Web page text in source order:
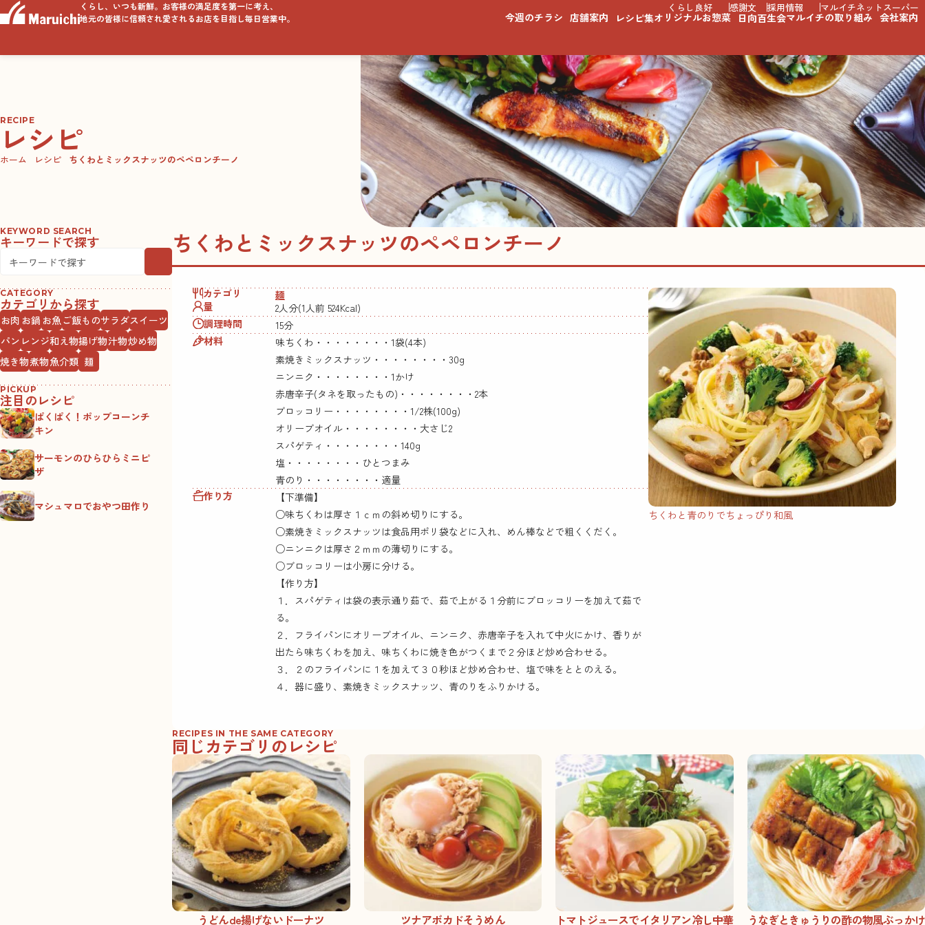
くらし、いつも新鮮。お客様の満足度を第一に考え、
地元の皆様に信頼され愛されるお店を目指し毎日営業中。
くらし良好 感謝文 採用情報 マルイチネットスーパー
今週のチラシ 店舗案内 レシピ集オリジナルお惣菜 日向百生会マルイチの取り組み 会社案内
RECIPE
レシピ
ホーム レシピ ちくわとミックスナッツのペペロンチーノ
KEYWORD SEARCH
キーワードで探す
CATEGORY
カテゴリから探す
お肉 お鍋 お魚ご飯ものサラダスイーツ
パン レンジ和え物揚げ物汁物炒め物
焼き物煮物魚介類 麺
PICKUP
注目のレシピ
ぱくぱく！ポップコーンチ
キン
サーモンのひらひらミニピ
ザ
マシュマロでおやつ田作り
ちくわとミックスナッツのペペロンチーノ
カテゴリ
麺
量
2人分(1人前 524Kcal)
調理時間
15分
材料
味ちくわ・・・・・・・・1袋(4本)
素焼きミックスナッツ・・・・・・・・30g
ニンニク・・・・・・・・1かけ
赤唐辛子(タネを取ったもの)・・・・・・・・2本
ブロッコリー・・・・・・・・1/2株(100g)
オリーブオイル・・・・・・・・大さじ2
スパゲティ・・・・・・・・140g
塩・・・・・・・・ひとつまみ
青のり・・・・・・・・適量
作り方
【下準備】
○味ちくわは厚さ１ｃｍの斜め切りにする。
○素焼きミックスナッツは食品用ポリ袋などに入れ、めん棒などで粗くくだく。
○ニンニクは厚さ２ｍｍの薄切りにする。
○ブロッコリーは小房に分ける。
【作り方】
１．スパゲティは袋の表示通り茹で、茹で上がる１分前にブロッコリーを加えて茹で
る。
２．フライパンにオリーブオイル、ニンニク、赤唐辛子を入れて中火にかけ、香りが
出たら味ちくわを加え、味ちくわに焼き色がつくまで２分ほど炒め合わせる。
３．２のフライパンに１を加えて３０秒ほど炒め合わせ、塩で味をととのえる。
４．器に盛り、素焼きミックスナッツ、青のりをふりかける。
ちくわと青のりでちょっぴり和風
RECIPES IN THE SAME CATEGORY
同じカテゴリのレシピ
うどんde揚げないドーナツ ツナアボカドそうめん トマトジュースでイタリアン冷し中華 うなぎときゅうりの酢の物風ぶっかけ